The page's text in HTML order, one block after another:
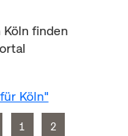
finden
Köln"
1 2